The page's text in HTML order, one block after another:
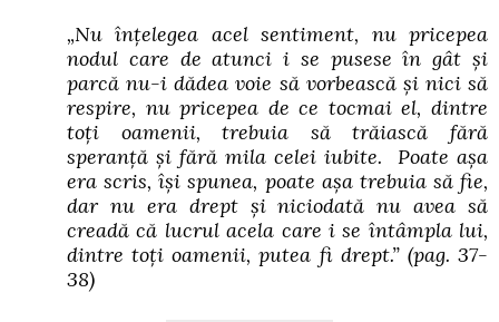
„Nu înțelegea acel sentiment, nu pricepea
nodul care de atunci i se pusese în gât și
parcă nu-i dădea voie să vorbească și nici să
respire, nu pricepea de ce tocmai el, dintre
toți oamenii, trebuia să trăiască fără
speranță și fără mila celei iubite. Poate așa
era scris, își spunea, poate așa trebuia să fie,
dar nu era drept și niciodată nu avea să
creadă că lucrul acela care i se întâmpla lui,
dintre toți oamenii, putea fi drept.” (pag. 37-
38)